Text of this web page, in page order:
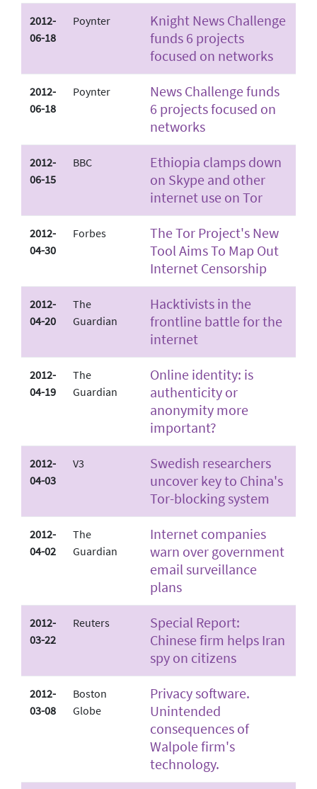
2012-
06-18
Poynter
Knight News Challenge
funds 6 projects
focused on networks
2012-
06-18
Poynter
News Challenge funds
6 projects focused on
networks
2012-
06-15
BBC
Ethiopia clamps down
on Skype and other
internet use on Tor
2012-
04-30
Forbes
The Tor Project's New
Tool Aims To Map Out
Internet Censorship
2012-
04-20
The
Guardian
Hacktivists in the
frontline battle for the
internet
2012-
04-19
The
Guardian
Online identity: is
authenticity or
anonymity more
important?
2012-
04-03
V3
Swedish researchers
uncover key to China's
Tor-blocking system
2012-
04-02
The
Guardian
Internet companies
warn over government
email surveillance
plans
2012-
03-22
Reuters
Special Report:
Chinese firm helps Iran
spy on citizens
2012-
03-08
Boston
Globe
Privacy software.
Unintended
consequences of
Walpole firm's
technology.